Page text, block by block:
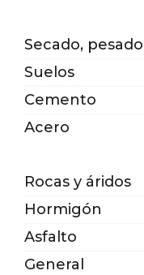
Secado,
Suelos
Cemento
Acero
Rocas y áridos
Hormigón
Asfalto
General